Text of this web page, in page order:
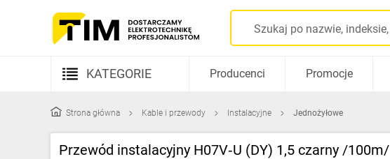
KATEGORIE
Kable i przewody
Producenci Promocje
Strona główna Kable i przewody Instalacyjne Jednożyłowe
Przewód instalacyjny H07V‑U (DY) 1,5 czarny /100m/